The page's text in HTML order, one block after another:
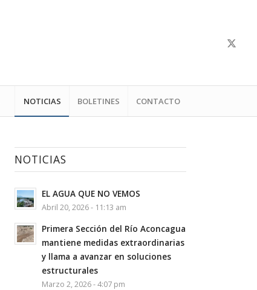
NOTICIAS BOLETINES CONTACTO
NOTICIAS
EL AGUA QUE NO VEMOS
Abril 20, 2026 - 11:13 am
Primera Sección del Río Aconcagua
mantiene medidas extraordinarias
y llama a avanzar en soluciones
estructurales
Marzo 2, 2026 - 4:07 pm